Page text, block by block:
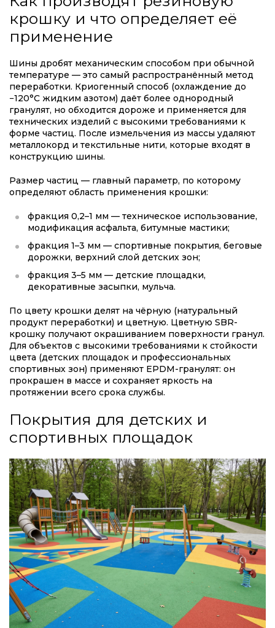
крошку и что определяет её
применение
Шины дробят механическим способом при обычной
температуре — это самый распространённый метод
переработки. Криогенный способ (охлаждение до
−120°C жидким азотом) даёт более однородный
гранулят, но обходится дороже и применяется для
технических изделий с высокими требованиями к
форме частиц. После измельчения из массы удаляют
металлокорд и текстильные нити, которые входят в
конструкцию шины.
Размер частиц — главный параметр, по которому
определяют область применения крошки:
фракция 0,2–1 мм — техническое использование,
модификация асфальта, битумные мастики;
фракция 1–3 мм — спортивные покрытия, беговые
дорожки, верхний слой детских зон;
фракция 3–5 мм — детские площадки,
декоративные засыпки, мульча.
По цвету крошки делят на чёрную (натуральный
продукт переработки) и цветную. Цветную SBR-
крошку получают окрашиванием поверхности гранул.
Для объектов с высокими требованиями к стойкости
цвета (детских площадок и профессиональных
спортивных зон) применяют EPDM-гранулят: он
прокрашен в массе и сохраняет яркость на
протяжении всего срока службы.
Покрытия для детских и
спортивных площадок